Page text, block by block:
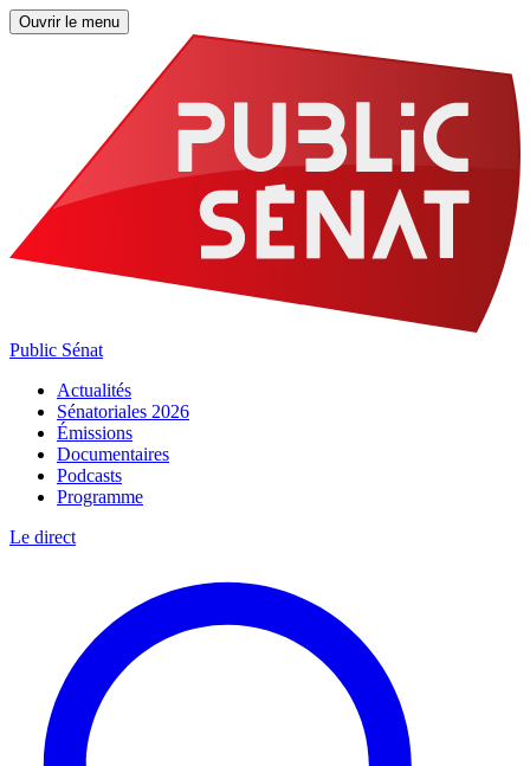
Ouvrir le menu
Public Sénat
Actualités
Sénatoriales 2026
Émissions
Documentaires
Podcasts
Programme
Le direct